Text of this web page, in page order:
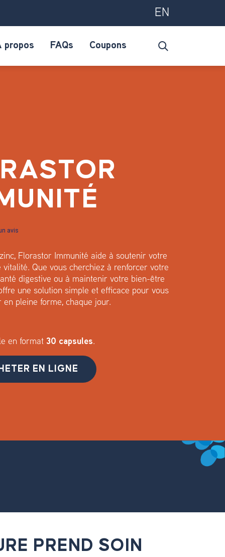
EN
propos FAQs Coupons
avis
Florastor Immunité aide à soutenir votre
Que vous cherchiez à renforcer votre
digestive ou à maintenir votre bien-être
une solution simple et efficace pour vous
pleine forme, chaque jour.
en format 30 capsules.
EN LIGNE
PREND SOIN